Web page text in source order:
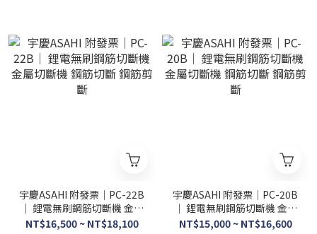
宇慶ASAHI 附發票｜PC-22B
｜ 鋰電無刷鋼筋切斷機 金屬
切斷機 鋼筋切斷 鋼筋剪斷
NT$16,500 ~ NT$18,100
宇慶ASAHI 附發票｜PC-20B
｜ 鋰電無刷鋼筋切斷機 金屬
切斷機 鋼筋切斷 鋼筋剪斷
NT$15,000 ~ NT$16,600